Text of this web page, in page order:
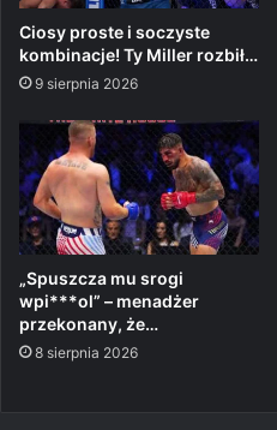
Ciosy proste i soczyste
kombinacje! Ty Miller rozbił…
9 sierpnia 2026
„Spuszcza mu srogi
wpi***ol” – menadżer
przekonany, że…
8 sierpnia 2026